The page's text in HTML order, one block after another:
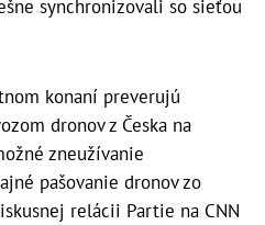
synchronizovali so sieťou
konaní preverujú
dronov z Česka na
zneužívanie
pašovanie dronov zo
relácii Partie na CNN